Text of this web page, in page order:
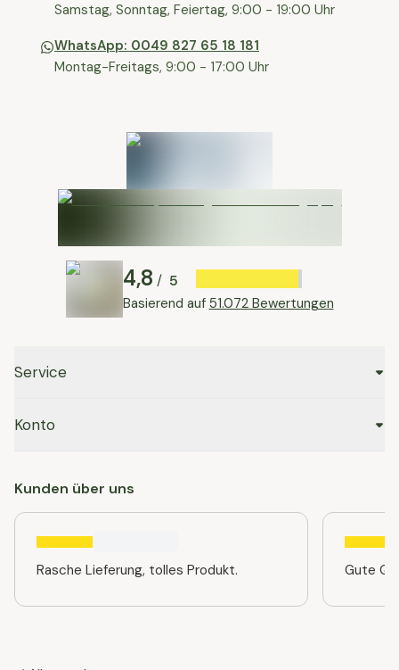
⁠Samstag, Sonntag, Feiertag, 9:00 - 19:00 Uhr
WhatsApp: 0049 827 65 18 181
Montag-Freitags, 9:00 - 17:00 Uhr
4,8 / 5
Basierend auf 51.072 Bewertungen
Service
Konto
Kunden über uns
Rasche Lieferung, tolles Produkt. Gute